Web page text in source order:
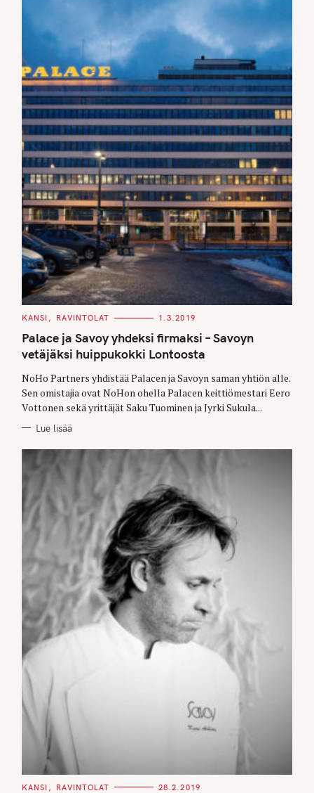
C
T
E
G
O
I
E
S
KANSI RAVINTOLAT 1.3.2019
Palace ja Savoy yhdeksi firmaksi – Savoyn
vetäjäksi huippukokki Lontoosta
NoHo Partners yhdistää Palacen ja Savoyn saman yhtiön alle.
Sen omistajia ovat NoHon ohella Palacen keittiömestari Eero
Vottonen sekä yrittäjät Saku Tuominen ja Jyrki Sukula...
Lue lisää
C
KANSI RAVINTOLAT 28.2.2019